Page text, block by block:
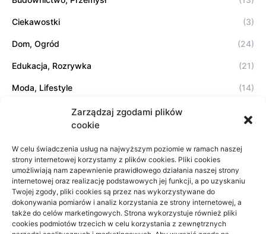
Zarządzaj zgodami plików
cookie
W celu świadczenia usług na najwyższym poziomie w ramach naszej
strony internetowej korzystamy z plików cookies. Pliki cookies
umożliwiają nam zapewnienie prawidłowego działania naszej strony
internetowej oraz realizację podstawowych jej funkcji, a po uzyskaniu
Twojej zgody, pliki cookies są przez nas wykorzystywane do
dokonywania pomiarów i analiz korzystania ze strony internetowej, a
także do celów marketingowych. Strona wykorzystuje również pliki
cookies podmiotów trzecich w celu korzystania z zewnętrznych
Ciekawostki (3)
Dom, Ogród (24)
Edukacja, Rozrywka (21)
Moda, Lifestyle (14)
Sport, Turystyka
Usługi (20)
Zdrowie, Medycyna
Projekty domów Rzeszów